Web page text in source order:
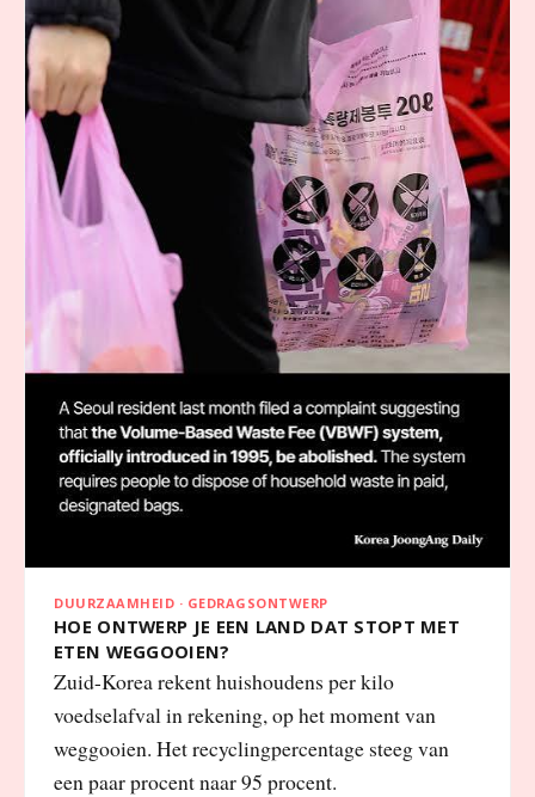
DUURZAAMHEID · GEDRAGSONTWERP
HOE ONTWERP JE EEN LAND DAT STOPT MET
ETEN WEGGOOIEN?
Zuid-Korea rekent huishoudens per kilo
voedselafval in rekening, op het moment van
weggooien. Het recyclingpercentage steeg van
een paar procent naar 95 procent.